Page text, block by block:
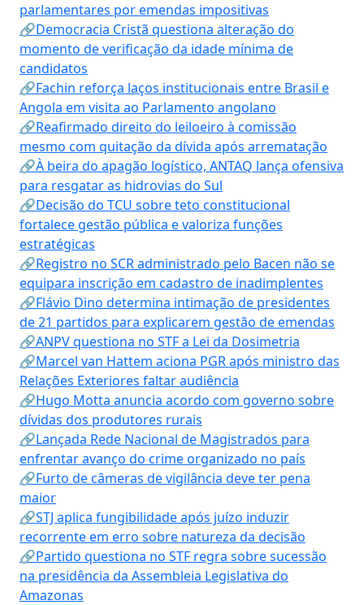
parlamentares por emendas impositivas
🔗Democracia Cristã questiona alteração do
momento de verificação da idade mínima de
candidatos
🔗Fachin reforça laços institucionais entre Brasil e
Angola em visita ao Parlamento angolano
🔗Reafirmado direito do leiloeiro à comissão
mesmo com quitação da dívida após arrematação
🔗À beira do apagão logístico, ANTAQ lança ofensiva
para resgatar as hidrovias do Sul
🔗Decisão do TCU sobre teto constitucional
fortalece gestão pública e valoriza funções
estratégicas
🔗Registro no SCR administrado pelo Bacen não se
equipara inscrição em cadastro de inadimplentes
🔗Flávio Dino determina intimação de presidentes
de 21 partidos para explicarem gestão de emendas
🔗ANPV questiona no STF a Lei da Dosimetria
🔗Marcel van Hattem aciona PGR após ministro das
Relações Exteriores faltar audiência
🔗Hugo Motta anuncia acordo com governo sobre
dívidas dos produtores rurais
🔗Lançada Rede Nacional de Magistrados para
enfrentar avanço do crime organizado no país
🔗Furto de câmeras de vigilância deve ter pena
maior
🔗STJ aplica fungibilidade após juízo induzir
recorrente em erro sobre natureza da decisão
🔗Partido questiona no STF regra sobre sucessão
na presidência da Assembleia Legislativa do
Amazonas